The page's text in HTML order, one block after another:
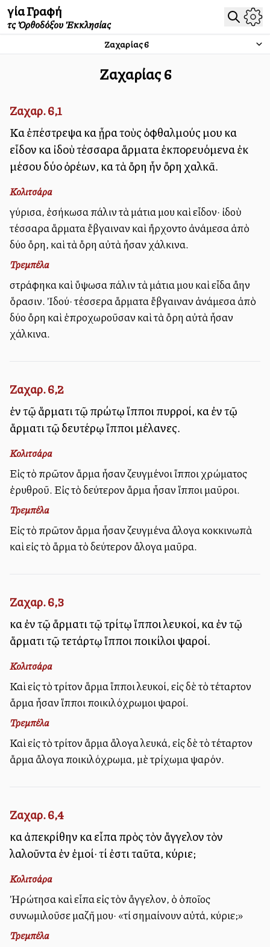
Ἁγία Γραφή
τῆς Ὀρθοδόξου Ἐκκλησίας
Ζαχαρίας6
Ζαχαρίας6
Ζαχαρ. 6,1
Καὶ ἐπέστρεψα καὶ ᾖρα τοὺς ὀφθαλμούς μου καὶ
εἶδον καὶ ἰδοὺ τέσσαρα ἅρματα ἐκπορευόμενα ἐκ
μέσου δύο ὀρέων, καὶ τὰ ὄρη ἦν ὄρη χαλκᾶ.
Κολιτσάρα
Ἐγύρισα, ἐσήκωσα πάλιν τὰ μάτια μου καὶ εἶδον· ἰδοὺ
τέσσαρα ἅρματα ἔβγαιναν καὶ ἤρχοντο ἀνάμεσα ἀπὸ
δύο ὄρη, καὶ τὰ ὄρη αὐτὰ ἦσαν χάλκινα.
Τρεμπέλα
Ἐστράφηκα καὶ ὕψωσα πάλιν τὰ μάτια μου καὶ εἶδα ἄλλην
ὅρασιν. Ἰδού· τέσσερα ἅρματα ἔβγαιναν ἀνάμεσα ἀπὸ
δύο ὄρη καὶ ἐπροχωροῦσαν καὶ τὰ ὄρη αὐτὰ ἦσαν
χάλκινα.
Ζαχαρ. 6,2
ἐν τῷ ἅρματι τῷ πρώτῳ ἵπποι πυρροί, καὶ ἐν τῷ
ἅρματι τῷ δευτέρῳ ἵπποι μέλανες.
Κολιτσάρα
Εἰς τὸ πρῶτον ἅρμα ἦσαν ζευγμένοι ἵπποι χρώματος
ἐρυθροῦ. Εἰς τὸ δεύτερον ἅρμα ἦσαν ἵπποι μαῦροι.
Τρεμπέλα
Εἰς τὸ πρῶτον ἅρμα ἦσαν ζευγμένα ἄλογα κοκκινωπὰ
καὶ εἰς τὸ ἅρμα τὸ δεύτερον ἄλογα μαῦρα.
Ζαχαρ. 6,3
καὶ ἐν τῷ ἅρματι τῷ τρίτῳ ἵπποι λευκοί, καὶ ἐν τῷ
ἅρματι τῷ τετάρτῳ ἵπποι ποικίλοι ψαροί.
Κολιτσάρα
Καὶ εἰς τὸ τρίτον ἅρμα ἵπποι λευκοί, εἰς δὲ τὸ τέταρτον
ἅρμα ἦσαν ἵπποι ποικιλόχρωμοι ψαροί.
Τρεμπέλα
Καὶ εἰς τὸ τρίτον ἅρμα ἄλογα λευκά, εἰς δὲ τὸ τέταρτον
ἅρμα ἄλογα ποικιλόχρωμα, μὲ τρίχωμα ψαρόν.
Ζαχαρ. 6,4
καὶ ἀπεκρίθην καὶ εἶπα πρὸς τὸν ἄγγελον τὸν
λαλοῦντα ἐν ἐμοί· τί ἐστι ταῦτα, κύριε;
Κολιτσάρα
Ἠρώτησα καὶ εἶπα εἰς τὸν ἄγγελον, ὁ ὁποῖος
συνωμιλοῦσε μαζῆ μου· «τί σημαίνουν αὐτά, κύριε;»
Τρεμπέλα